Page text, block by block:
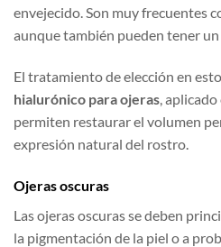
envejecido. Son muy frecuentes
aunque también pueden tener
El tratamiento de elección en
hialurónico para ojeras,
permiten restaurar el volumen
expresión natural del rostro.
Ojeras oscuras
Las ojeras oscuras se deben
la pigmentación de la piel o a